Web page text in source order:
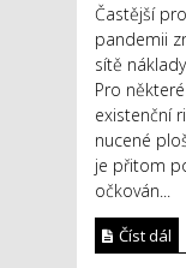
Častější
pandemii
sítě
Pro
existenční
nucené
je přitom
očkován...
Číst dál